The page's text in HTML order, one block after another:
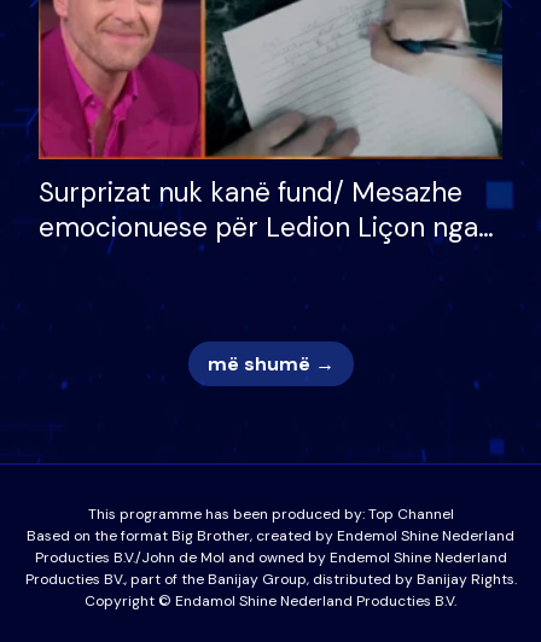
Surprizat nuk kanë fund/ Mesazhe
emocionuese për Ledion Liçon nga
nëna dhe fëmijët e tij, moderatori
nuk i mban dot lotët: Nuk meritoj…
më shumë →
This programme has been produced by:Top Channel
Based on the format Big Brother, created by Endemol Shine Nederland
Producties B.V./John de Mol and owned by Endemol Shine Nederland
Producties BV., part of the Banijay Group, distributed by Banijay Rights.
Copyright © Endamol Shine Nederland Producties B.V.